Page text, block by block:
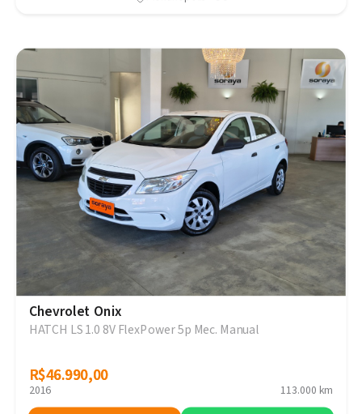
Chevrolet Onix
HATCH LS 1.0 8V FlexPower 5p Mec. Manual
R$46.990,00
R$46.990,00
2016 113.000 km